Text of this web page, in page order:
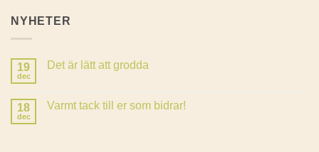
NYHETER
19
dec
Det är lätt att grodda
Det
18
dec
Varmt tack till er som bidrar!